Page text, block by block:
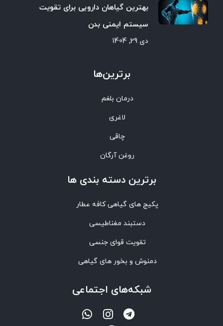
بهترین گیاهان دارویی برای تقویت
سیستم ایمنی بدن
دی 29, 1404
برترین‌ها
درمان بلغم
لاغری
چاقی
روغن آرگان
برترین‌ دسته بندی ها
پکیج های گیاهی کافه عطار
دستبند مغناطیسی
تقویت قوای جنسی
دمنوش و بخور های گیاهی
شبکه‌های اجتماعی